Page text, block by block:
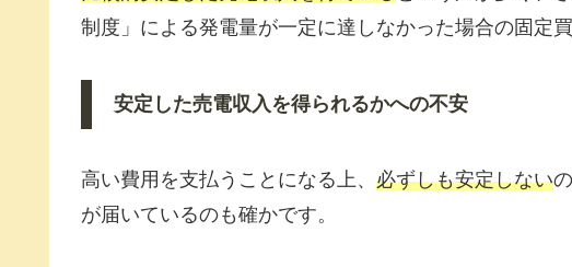
制度」による発電量が一定に達しなかった場合の固定
安定した売電収入を得られるかへの不安
高い費用を支払うことになる上、 必ずしも安定しない
が届いているのも確かです。